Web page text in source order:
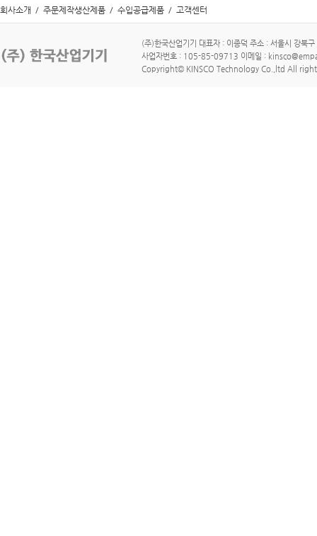
회사소개 / 주문제작생산제품 / 수입공급제품 / 고객센터
(주)한국산업기기 대표자 : 이종덕 주소 : 서울시
사업자번호 : 105-85-09713 이메일 :
Copyright© KINSCO Technology Co.,ltd All